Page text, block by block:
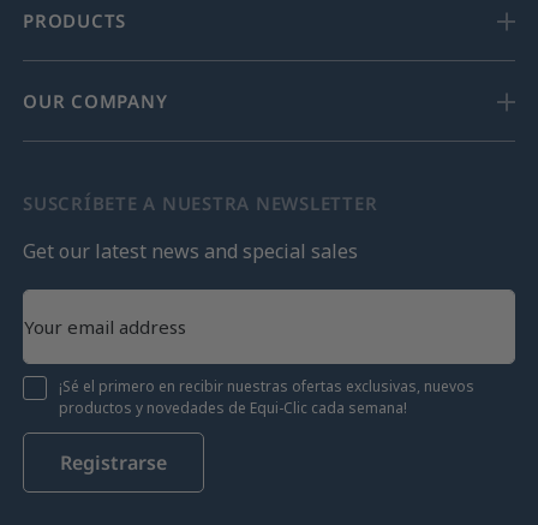
PRODUCTS
OUR COMPANY
SUSCRÍBETE A NUESTRA NEWSLETTER
Get our latest news and special sales
¡Sé el primero en recibir nuestras ofertas exclusivas, nuevos
productos y novedades de Equi-Clic cada semana!
Registrarse